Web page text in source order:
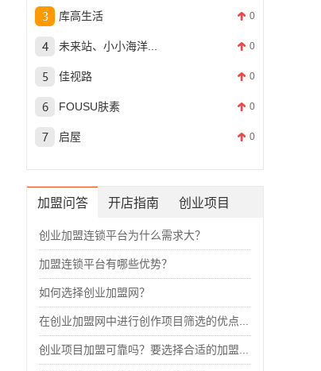
库高生活 0
未来站、小小海洋... 0
佳视路 0
FOUSU肤素 0
启屋 0
加盟问答 开店指南 创业项目
创业加盟连锁平台为什么需求大？
加盟连锁平台有哪些优势？
如何选择创业加盟网？
在创业加盟网中进行创作项目筛选的优点...
创业项目加盟可靠吗？要选择合适的加盟...